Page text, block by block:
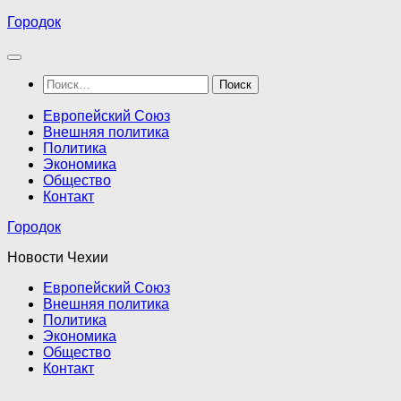
Перейти
содержимому
Городок
Найти:
Европейский Союз
Внешняя политика
Политика
Экономика
Общество
Контакт
Городок
Новости Чехии
Европейский Союз
Внешняя политика
Политика
Экономика
Общество
Контакт